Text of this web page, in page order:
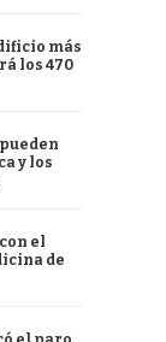
más
los 470
y los
el
de